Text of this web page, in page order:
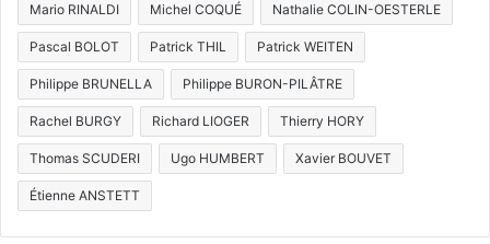
Mario RINALDI Michel COQUÉ Nathalie COLIN-OESTERLE
Pascal BOLOT Patrick THIL Patrick WEITEN
Philippe BRUNELLA Philippe BURON-PILÂTRE
Rachel BURGY Richard LIOGER Thierry HORY
Thomas SCUDERI Ugo HUMBERT Xavier BOUVET
Étienne ANSTETT